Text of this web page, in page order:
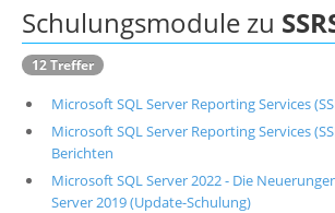
Schulungsmodule zu
12 Treffer
Microsoft SQL Server Reporting Services
Microsoft SQL Server Reporting Services
Berichten
Microsoft SQL Server 2022 - Die
Server 2019 (Update-Schulung)